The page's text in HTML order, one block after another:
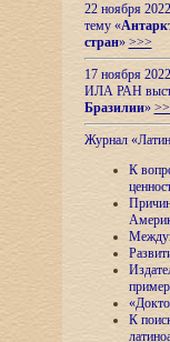
22 ноября
тему «
стран» >>>
17 ноября
ИЛА РАН
Бразилии»
Журнал
К
К